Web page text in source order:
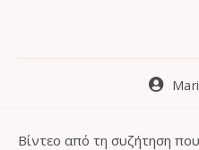
Βίντεο από τη συζήτηση